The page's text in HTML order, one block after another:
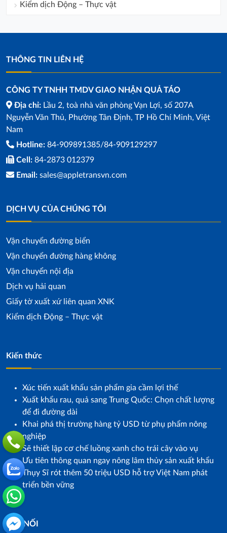
Kiểm dịch Động – Thực vật
THÔNG TIN LIÊN HỆ
CÔNG TY TNHH TMDV GIAO NHẬN QUẢ TÁO
Địa chỉ: Lầu 2, toà nhà văn phòng Vạn Lợi, số 207A
Nguyễn Văn Thủ, Phường Tân Định, TP Hồ Chí Minh, Việt
Nam
Hotline: 84-909891385/84-909129297
Cell: 84-2873 012379
Email: sales@appletransvn.com
DỊCH VỤ CỦA CHÚNG TÔI
Vận chuyển đường biển
Vận chuyển đường hàng không
Vận chuyển nội địa
Dịch vụ hải quan
Giấy tờ xuất xứ liên quan XNK
Kiểm dịch Động – Thực vật
Kiến thức
Xúc tiến xuất khẩu sản phẩm gia cầm lợi thế
Xuất khẩu rau, quả sang Trung Quốc: Chọn chất lượng
để đi đường dài
Khai phá thị trường hàng tỷ USD từ phụ phẩm nông
nghiệp
Sẽ thiết lập cơ chế luồng xanh cho trái cây vào vụ
Ưu tiên thông quan ngay nông lâm thủy sản xuất khẩu
Thụy Sĩ rót thêm 50 triệu USD hỗ trợ Việt Nam phát
triển bền vững
KẾT NỐI